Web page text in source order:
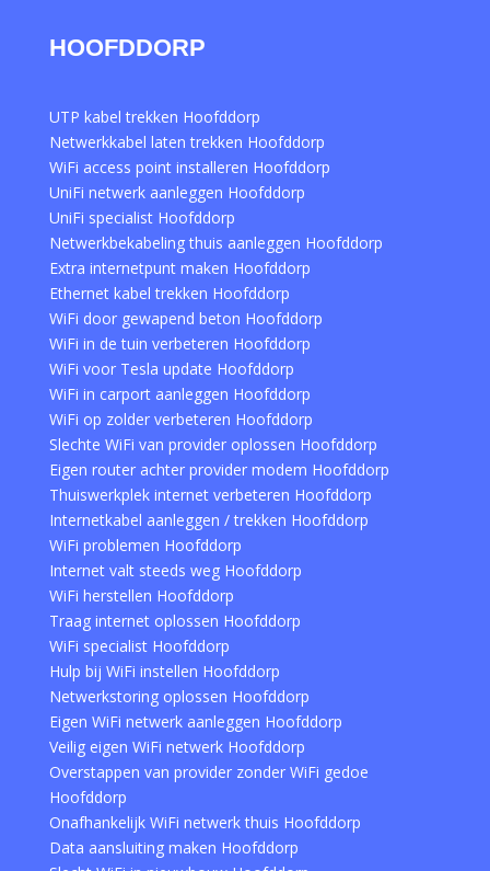
HOOFDDORP
UTP kabel trekken Hoofddorp
Netwerkkabel laten trekken Hoofddorp
WiFi access point installeren Hoofddorp
UniFi netwerk aanleggen Hoofddorp
UniFi specialist Hoofddorp
Netwerkbekabeling thuis aanleggen Hoofddorp
Extra internetpunt maken Hoofddorp
Ethernet kabel trekken Hoofddorp
WiFi door gewapend beton Hoofddorp
WiFi in de tuin verbeteren Hoofddorp
WiFi voor Tesla update Hoofddorp
WiFi in carport aanleggen Hoofddorp
WiFi op zolder verbeteren Hoofddorp
Slechte WiFi van provider oplossen Hoofddorp
Eigen router achter provider modem Hoofddorp
Thuiswerkplek internet verbeteren Hoofddorp
Internetkabel aanleggen / trekken Hoofddorp
WiFi problemen Hoofddorp
Internet valt steeds weg Hoofddorp
WiFi herstellen Hoofddorp
Traag internet oplossen Hoofddorp
WiFi specialist Hoofddorp
Hulp bij WiFi instellen Hoofddorp
Netwerkstoring oplossen Hoofddorp
Eigen WiFi netwerk aanleggen Hoofddorp
Veilig eigen WiFi netwerk Hoofddorp
Overstappen van provider zonder WiFi gedoe
Hoofddorp
Onafhankelijk WiFi netwerk thuis Hoofddorp
Data aansluiting maken Hoofddorp